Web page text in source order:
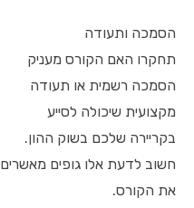
הסמכה ותעודה
תחקרו האם הקורס מעניק
הסמכה רשמית או תעודה
מקצועית שיכולה לסייע
בקריירה שלכם בשוק ההון.
חשוב לדעת אלו גופים מאשרים
את הקורס.